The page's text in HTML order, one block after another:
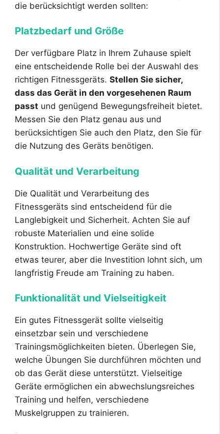
die berücksichtigt werden sollten:
Platzbedarf und Größe
Der verfügbare Platz in Ihrem Zuhause spielt
eine entscheidende Rolle bei der Auswahl des
richtigen Fitnessgeräts. Stellen Sie sicher,
dass das Gerät in den vorgesehenen Raum
passt und genügend Bewegungsfreiheit bietet.
Messen Sie den Platz genau aus und
berücksichtigen Sie auch den Platz, den Sie für
die Nutzung des Geräts benötigen.
Qualität und Verarbeitung
Die Qualität und Verarbeitung des
Fitnessgeräts sind entscheidend für die
Langlebigkeit und Sicherheit. Achten Sie auf
robuste Materialien und eine solide
Konstruktion. Hochwertige Geräte sind oft
etwas teurer, aber die Investition lohnt sich, um
langfristig Freude am Training zu haben.
Funktionalität und Vielseitigkeit
Ein gutes Fitnessgerät sollte vielseitig
einsetzbar sein und verschiedene
Trainingsmöglichkeiten bieten. Überlegen Sie,
welche Übungen Sie durchführen möchten und
ob das Gerät diese unterstützt. Vielseitige
Geräte ermöglichen ein abwechslungsreiches
Training und helfen, verschiedene
Muskelgruppen zu trainieren.